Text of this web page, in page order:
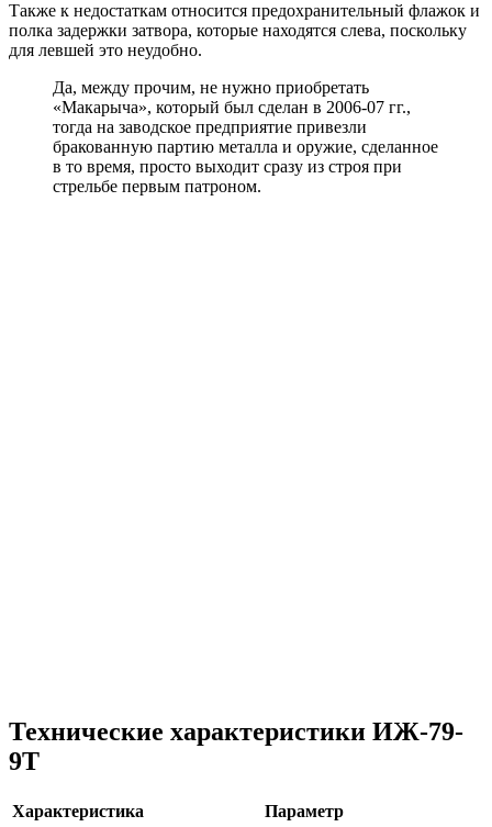
Также к недостаткам относится предохранительный флажок и
полка задержки затвора, которые находятся слева, поскольку
для левшей это неудобно.
Да, между прочим, не нужно приобретать
«Макарыча», который был сделан в 2006-07 гг.,
тогда на заводское предприятие привезли
бракованную партию металла и оружие, сделанное
в то время, просто выходит сразу из строя при
стрельбе первым патроном.
Технические характеристики ИЖ-79-
9Т
Характеристика
Параметр